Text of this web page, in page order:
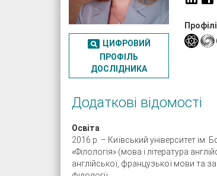
 ЦИФРОВИЙ
ПРОФІЛЬ
ДОСЛІДНИКА
Додаткові відомості
Освіта
2016 р. – Київський університет ім.
«Філологія» (мова і література
англійської, французької мови та